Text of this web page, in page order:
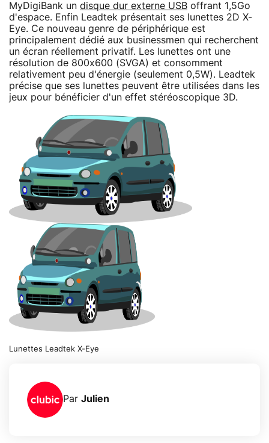
MyDigiBank un disque dur externe USB offrant 1,5Go
d'espace. Enfin Leadtek présentait ses lunettes 2D X-
Eye. Ce nouveau genre de périphérique est
principalement dédié aux businessmen qui recherchent
un écran réellement privatif. Les lunettes ont une
résolution de 800x600 (SVGA) et consomment
relativement peu d'énergie (seulement 0,5W). Leadtek
précise que ses lunettes peuvent être utilisées dans les
jeux pour bénéficier d'un effet stéréoscopique 3D.
Lunettes Leadtek X-Eye
Par Julien